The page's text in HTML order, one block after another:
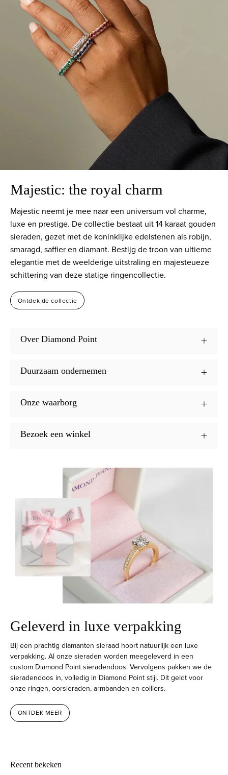
Majestic: the royal charm
Majestic neemt je mee naar een universum vol charme,
luxe en prestige. De collectie bestaat uit 14 karaat gouden
sieraden, gezet met de koninklijke edelstenen als robijn,
smaragd, saffier en diamant. Bestijg de troon van ultieme
elegantie met de weelderige uitstraling en majesteueze
schittering van deze statige ringencollectie.
Ontdek de collectie
Over Diamond Point
Duurzaam ondernemen
Onze waarborg
Bezoek een winkel
Geleverd in luxe verpakking
Bij een prachtig diamanten sieraad hoort natuurlijk een luxe
verpakking. Al onze sieraden worden meegeleverd in een
custom Diamond Point sieradendoos. Vervolgens pakken we de
sieradendoos in, volledig in Diamond Point stijl. Dit geldt voor
onze ringen, oorsieraden, armbanden en colliers.
ONTDEK MEER
Recent bekeken